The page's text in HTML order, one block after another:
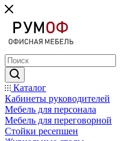
Каталог
Кабинеты руководителей
Мебель для персонала
Мебель для переговорной
Стойки ресепшен